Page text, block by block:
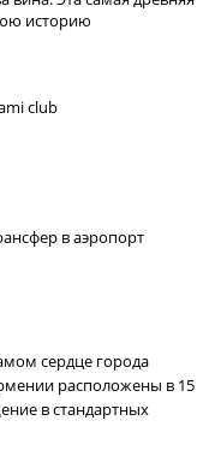
историю
club
в аэропорт
сердце города
расположены в 15
в стандартных